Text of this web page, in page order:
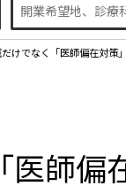
けでなく「医師偏在対策
師偏